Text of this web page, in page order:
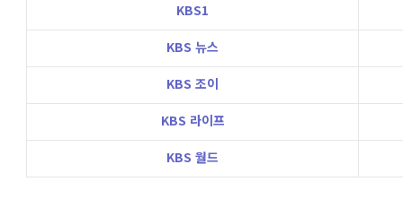
KBS1
KBS 뉴스
KBS 조이
KBS 라이프
KBS 월드